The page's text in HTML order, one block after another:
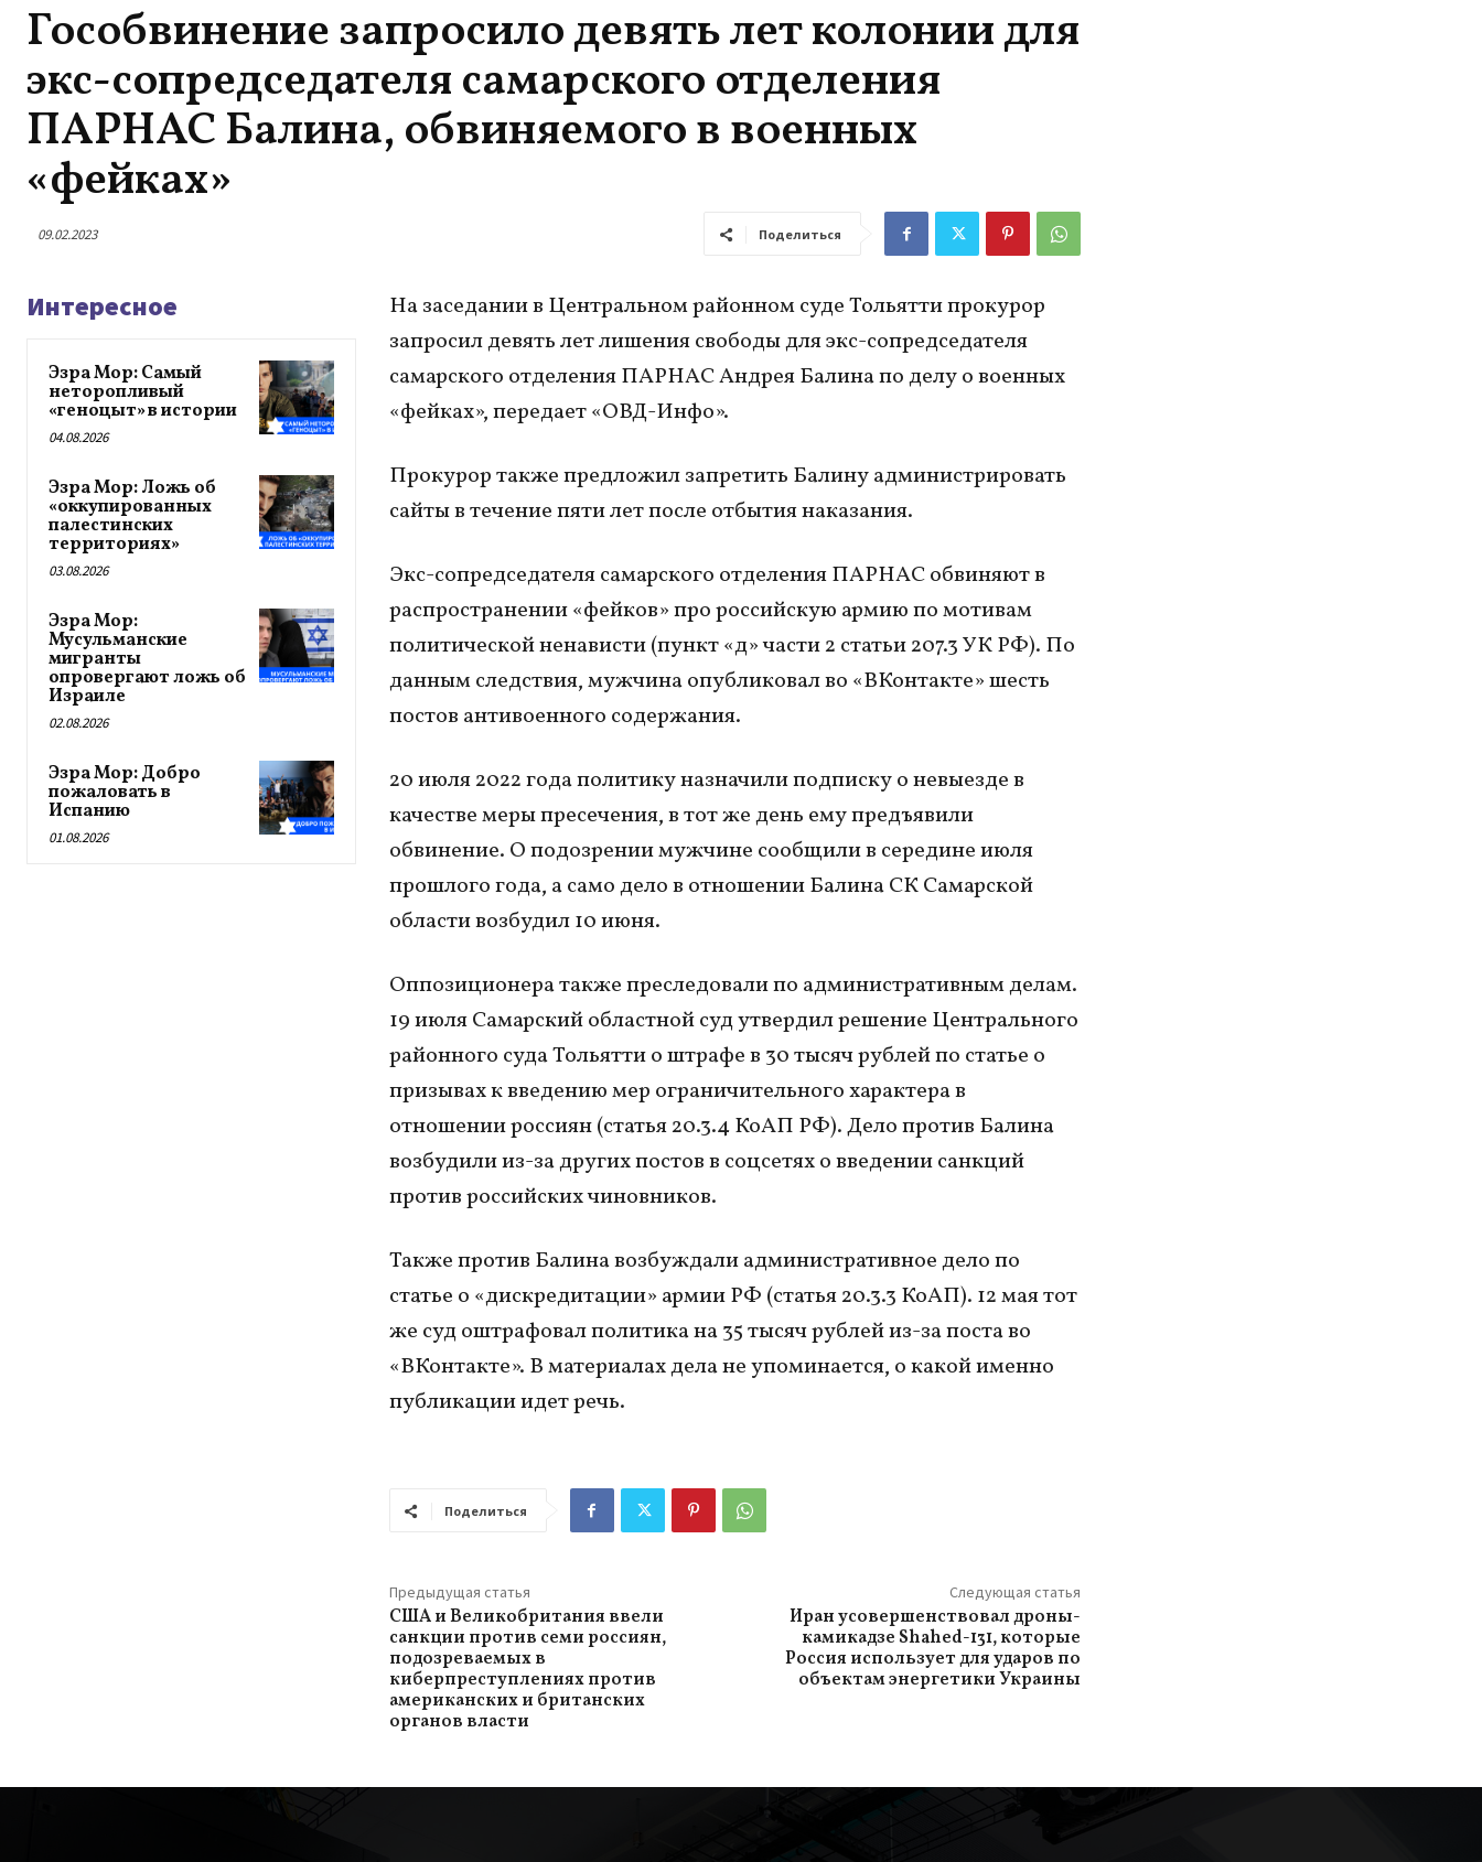
Гособвинение запросило девять лет колонии для
экс-сопредседателя самарского отделения
ПАРНАС Балина, обвиняемого в военных
«фейках»
09.02.2023 Поделиться
Интересное
Эзра Мор: Самый
неторопливый
«геноцыт» в истории
04.08.2026
Эзра Мор: Ложь об
«оккупированных
палестинских
территориях»
03.08.2026
Эзра Мор:
Мусульманские
мигранты
опровергают ложь об
Израиле
02.08.2026
Эзра Мор: Добро
пожаловать в
Испанию
01.08.2026
На заседании в Центральном районном суде Тольятти прокурор
запросил девять лет лишения свободы для экс-сопредседателя
самарского отделения ПАРНАС Андрея Балина по делу о военных
«фейках», передает «ОВД-Инфо».
Прокурор также предложил запретить Балину администрировать
сайты в течение пяти лет после отбытия наказания.
Экс-сопредседателя самарского отделения ПАРНАС обвиняют в
распространении «фейков» про российскую армию по мотивам
политической ненависти (пункт «д» части 2 статьи 207.3 УК РФ). По
данным следствия, мужчина опубликовал во «ВКонтакте» шесть
постов антивоенного содержания.
20 июля 2022 года политику назначили подписку о невыезде в
качестве меры пресечения, в тот же день ему предъявили
обвинение. О подозрении мужчине сообщили в середине июля
прошлого года, а само дело в отношении Балина СК Самарской
области возбудил 10 июня.
Оппозиционера также преследовали по административным делам.
19 июля Самарский областной суд утвердил решение Центрального
районного суда Тольятти о штрафе в 30 тысяч рублей по статье о
призывах к введению мер ограничительного характера в
отношении россиян (статья 20.3.4 КоАП РФ). Дело против Балина
возбудили из-за других постов в соцсетях о введении санкций
против российских чиновников.
Также против Балина возбуждали административное дело по
статье о «дискредитации» армии РФ (статья 20.3.3 КоАП). 12 мая тот
же суд оштрафовал политика на 35 тысяч рублей из-за поста во
«ВКонтакте». В материалах дела не упоминается, о какой именно
публикации идет речь.
Поделиться
Предыдущая статья
США и Великобритания ввели
санкции против семи россиян,
подозреваемых в
киберпреступлениях против
американских и британских
органов власти
Следующая статья
Иран усовершенствовал дроны-
камикадзе Shahed-131, которые
Россия использует для ударов по
объектам энергетики Украины